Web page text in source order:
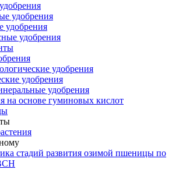
удобрения
удобрения
удобрения
удобрения
удобрения
удобрения
на основе гуминовых кислот
стадий развития озимой пшеницы по